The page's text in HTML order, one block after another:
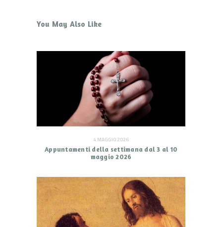
You May Also Like
4 MAGGIO 2026
Appuntamenti della settimana dal 3 al 10
maggio 2026